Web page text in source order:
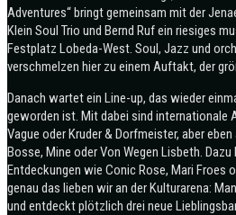
Adventures“ bringt gemeinsam mit der
Klein Soul Trio und Bernd Ruf ein riesiges
Festplatz Lobeda-West. Soul, Jazz und
verschmelzen hier zu einem Auftakt, der
Danach wartet ein Line-up, das wieder
geworden ist. Mit dabei sind internationale
Vague oder Kruder & Dorfmeister, aber
Bosse, Mine oder Von Wegen Lisbeth.
Entdeckungen wie Conic Rose, Mari Froes
genau das lieben wir an der Kulturarena:
und entdeckt plötzlich drei neue